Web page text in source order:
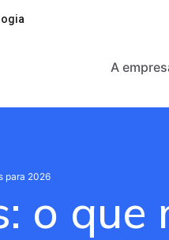
A
para 2026
o que